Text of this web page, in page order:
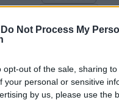
Do Not Process My
opt-out of the sale, sharing
your personal or sensitive
by us, please use the
ΡΟΔΟΣ
Share:
το Νewsit.gr στο Google
πρώτοι για όλη την
της ημέρας